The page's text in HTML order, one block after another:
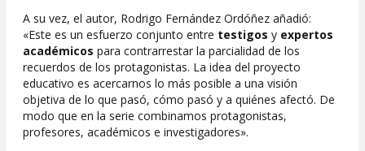
A su vez, el autor, Rodrigo Fernández Ordóñez añadió:
«Este es un esfuerzo conjunto entre testigos y expertos
académicos para contrarrestar la parcialidad de los
recuerdos de los protagonistas. La idea del proyecto
educativo es acercarnos lo más posible a una visión
objetiva de lo que pasó, cómo pasó y a quiénes afectó. De
modo que en la serie combinamos protagonistas,
profesores, académicos e investigadores».